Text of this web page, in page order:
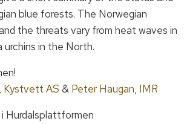
blue forests. The Norwegian
the threats vary from heat waves in
in the North.
Kystvett AS & Peter Haugan, IMR
Hurdalsplattformen